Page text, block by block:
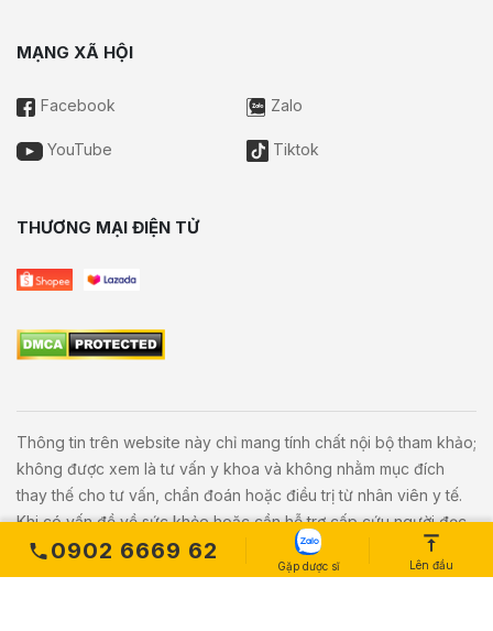
MẠNG XÃ HỘI
Facebook Zalo
YouTube Tiktok
THƯƠNG MẠI ĐIỆN TỬ
Thông tin trên website này chỉ mang tính chất nội bộ tham khảo;
không được xem là tư vấn y khoa và không nhằm mục đích
thay thế cho tư vấn, chẩn đoán hoặc điều trị từ nhân viên y tế.
Khi có vấn đề về sức khỏe hoặc cần hỗ trợ cấp cứu người đọc
cần liên hệ bác sĩ và cơ sở y tế gần nhất.
0902 6669 62
Gặp dược sĩ Lên đầu